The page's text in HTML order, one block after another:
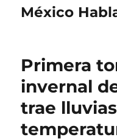
México
Primera
invernal
trae